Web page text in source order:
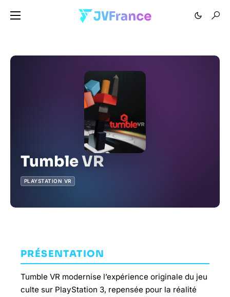
Tumble VR
PLAYSTATION VR
PRÉSENTATION
Tumble VR modernise l’expérience originale du jeu
culte sur PlayStation 3, repensée pour la réalité